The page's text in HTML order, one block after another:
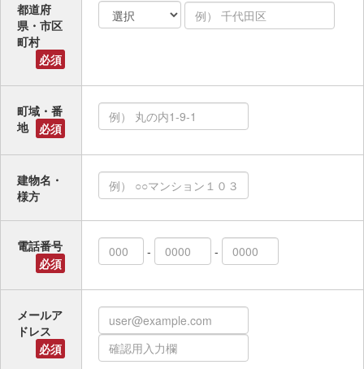
都道府
県・市区
町村
必須
町域・番
地
必須
建物名・
様方
電話番号
必須
- -
メールア
ドレス
必須